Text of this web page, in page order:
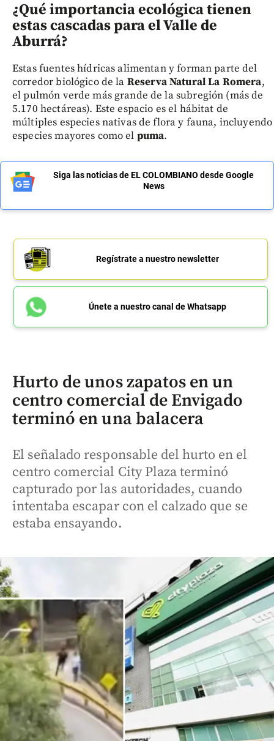
¿Qué importancia ecológica tienen
estas cascadas para el Valle de
Aburrá?
Estas fuentes hídricas alimentan y forman parte del
corredor biológico de la Reserva Natural La Romera,
el pulmón verde más grande de la subregión (más de
5.170 hectáreas). Este espacio es el hábitat de
múltiples especies nativas de flora y fauna, incluyendo
especies mayores como el puma.
Siga las noticias de EL COLOMBIANO desde Google
News
Regístrate a nuestro newsletter
Únete a nuestro canal de Whatsapp
Hurto de unos zapatos en un
centro comercial de Envigado
terminó en una balacera
El señalado responsable del hurto en el
centro comercial City Plaza terminó
capturado por las autoridades, cuando
intentaba escapar con el calzado que se
estaba ensayando.